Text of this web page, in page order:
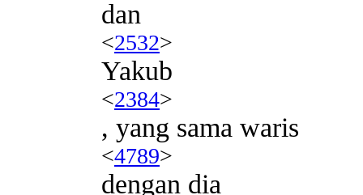
dan
<2532>
Yakub
<2384>
, yang sama waris
<4789>
dengan dia